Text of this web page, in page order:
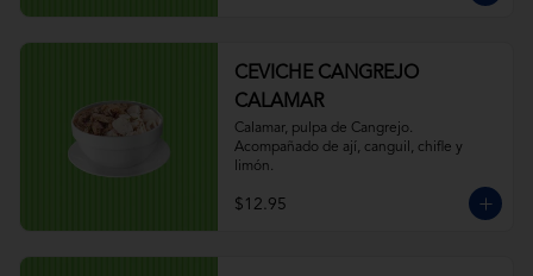
CEVICHE CANGREJO
CALAMAR
Calamar, pulpa de Cangrejo.
Acompañado de ají, canguil, chifle y
limón.
$12.95